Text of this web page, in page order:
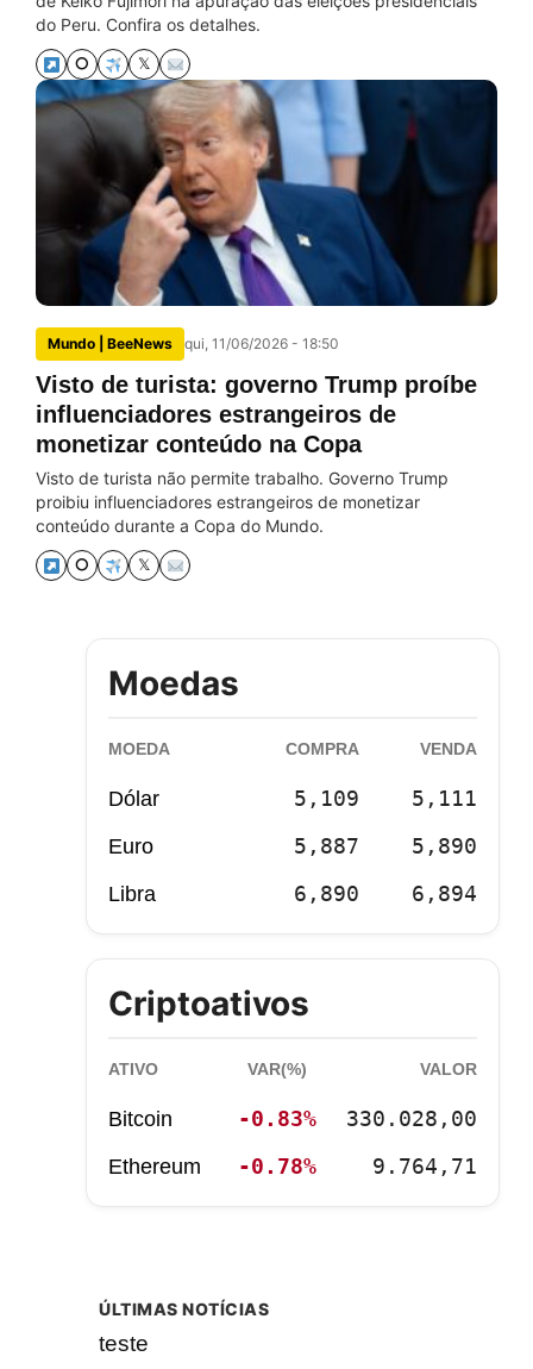
do Peru. Confira os detalhes.
⭘ 𝕏
Mundo | BeeNews qui, 11/06/2026 - 18:50
Visto de turista: governo Trump proíbe
influenciadores estrangeiros de
monetizar conteúdo na Copa
Visto de turista não permite trabalho. Governo Trump
proibiu influenciadores estrangeiros de monetizar
conteúdo durante a Copa do Mundo.
⭘ 𝕏
Moedas
MOEDA COMPRA VENDA
Dólar 5,109 5,111
Euro 5,887 5,890
Libra 6,890 6,894
Criptoativos
ATIVO VAR(%) VALOR
Bitcoin -0.83% 330.028,00
Ethereum -0.78% 9.764,71
ÚLTIMAS NOTÍCIAS
teste